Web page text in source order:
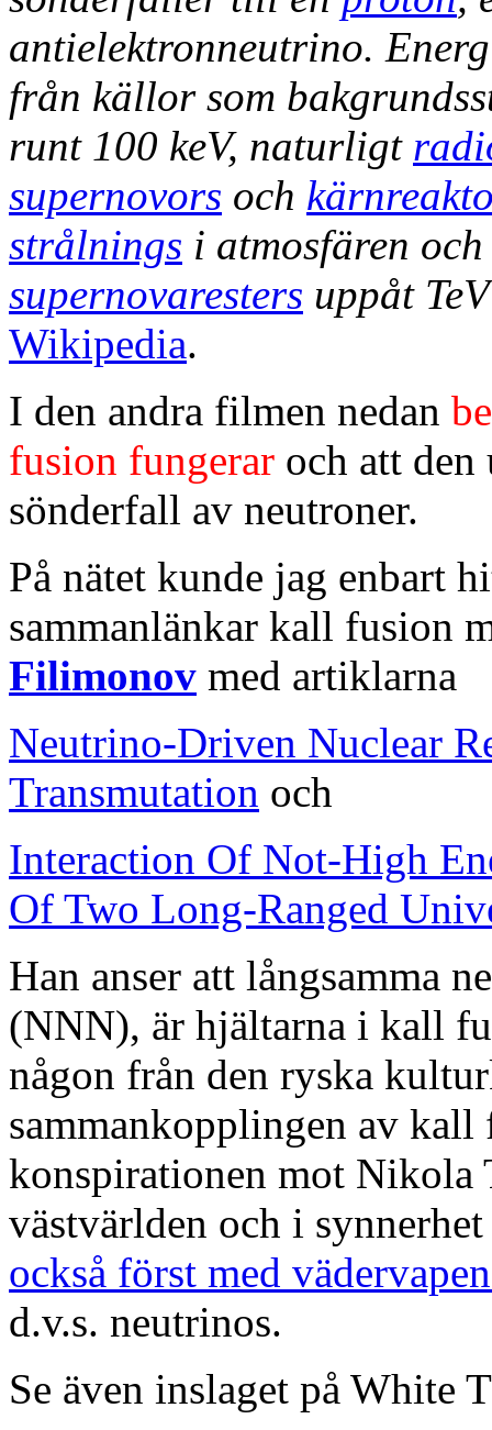
antielektronneutrino.
från källor som
runt 100 keV, naturligt
supernovors och
strålnings i atmosfären
supernovaresters uppåt
Wikipedia.
I den andra filmen nedan
fusion fungerar och att den
sönderfall av neutroner.
På nätet kunde jag enbart
sammanlänkar kall fusion
Filimonov med artiklarna
Neutrino-Driven Nuclear
Transmutation och
Interaction Of Not-High
Of Two Long-Ranged
Han anser att långsamma
(NNN), är hjältarna i kall
någon från den ryska
sammankopplingen av
konspirationen mot Nikola
västvärlden och i
också först med
d.v.s. neutrinos.
Se även inslaget på White